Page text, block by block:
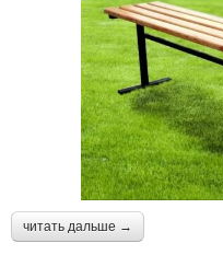
читать дальше →